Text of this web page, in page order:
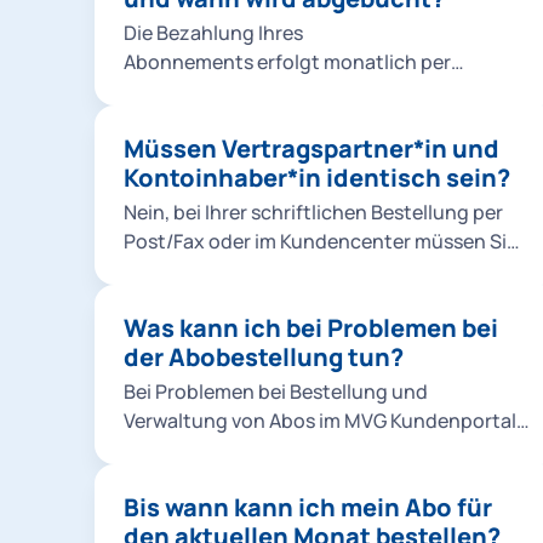
Kind hochladen. So geht's: Foto für Ihr Kind
hochladen.
Die Bezahlung Ihres
Abonnements erfolgt monatlich per
aktuellen Monat zum Monatsersten.
Müssen Vertragspartner*in und
Kontoinhaber*in identisch sein?
Nein, bei Ihrer schriftlichen Bestellung per
Post/Fax oder im Kundencenter müssen Sie
Online-Bestellung müssen
Vertragspartner*in und Kontoinhaber*in
nicht identisch sein.
Was kann ich bei Problemen bei
der Abobestellung tun?
Bei Problemen bei Bestellung und
Verwaltung von Abos im MVG Kundenportal
noch bestellbar ist. Für Deutschlandticket,
Ermäßigungsticket und alle MVV Abos
Bis wann kann ich mein Abo für
den aktuellen Monat bestellen?